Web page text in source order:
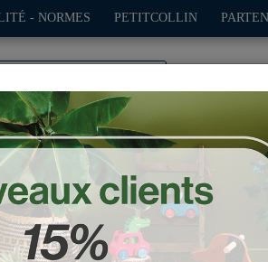
- NORMES PETITCOLLIN
DÉCO-CADEAUX